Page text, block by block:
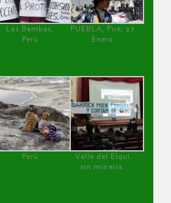
Las Bambas,
Perú
PUEBLA, Pue, 27
Enero
Perú
Valle del Elqui
sin minería.